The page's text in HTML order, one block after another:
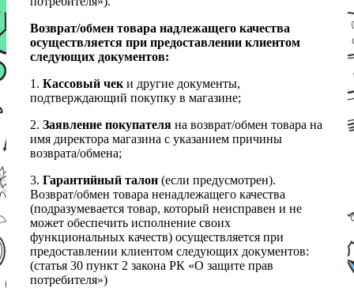
Возврат/обмен товара надлежащего качества
осуществляется при предоставлении клиентом
следующих документов:
1. Кассовый чек и другие документы,
подтверждающий покупку в магазине;
2. Заявление покупателя на возврат/обмен товара на
имя директора магазина с указанием причины
возврата/обмена;
3. Гарантийный талон (если предусмотрен).
Возврат/обмен товара ненадлежащего качества
(подразумевается товар, который неисправен и не
может обеспечить исполнение своих
функциональных качеств) осуществляется при
предоставлении клиентом следующих документов:
(статья 30 пункт 2 закона РК «О защите прав
потребителя»)